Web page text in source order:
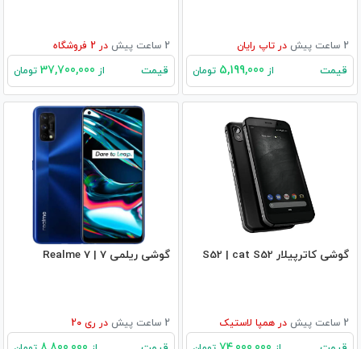
2 ساعت پیش در تاپ رایان
قیمت از تومان
2 ساعت پیش در فروشگاه
قیمت از تومان
گوشی کاترپیلار S52 | cat S52
2 ساعت پیش در همپا لاستیک
گوشی ریلمی 7 | Realme 7
2 ساعت پیش در ری 20